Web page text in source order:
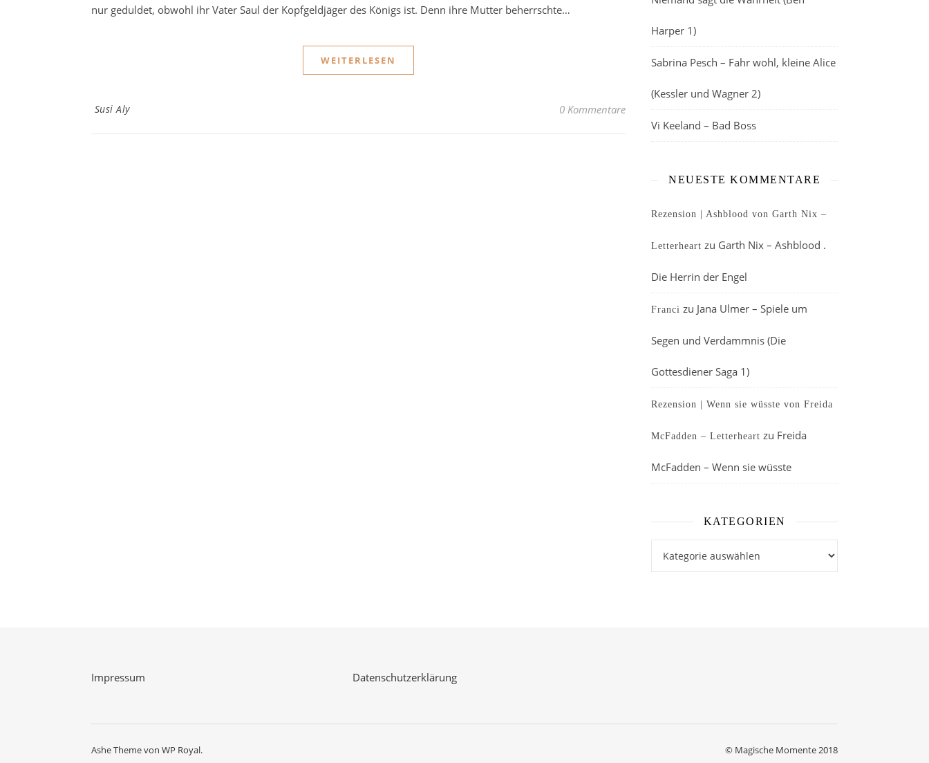
nur geduldet, obwohl ihr Vater Saul der Kopfgeldjäger des Königs ist. Denn ihre Mutter beherrschte…
WEITERLESEN
Susi Aly 0 Kommentare
Harper 1)
Sabrina Pesch – Fahr wohl, kleine Alice
(Kessler und Wagner 2)
Vi Keeland – Bad Boss
NEUESTE KOMMENTARE
Rezension | Ashblood von Garth Nix –
Letterheart zu Garth Nix – Ashblood .
Die Herrin der Engel
Franci zu Jana Ulmer – Spiele um
Segen und Verdammnis (Die
Gottesdiener Saga 1)
Rezension | Wenn sie wüsste von Freida
McFadden – Letterheart zu Freida
McFadden – Wenn sie wüsste
KATEGORIEN
Impressum Datenschutzerklärung
© Magische Momente 2018
Ashe Theme von WP Royal.